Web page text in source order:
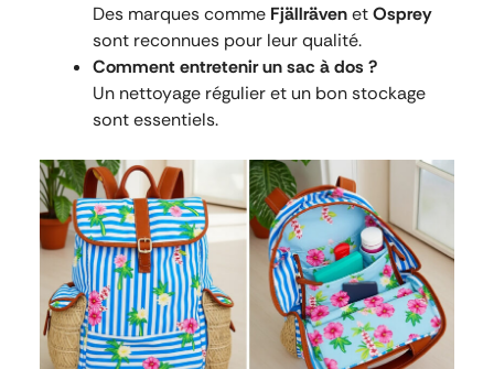
Des marques comme FjällrävenetOsprey
sont reconnues pour leur qualité.
Comment entretenir un sac à dos ?
Un nettoyage régulier et un bon stockage
sont essentiels.